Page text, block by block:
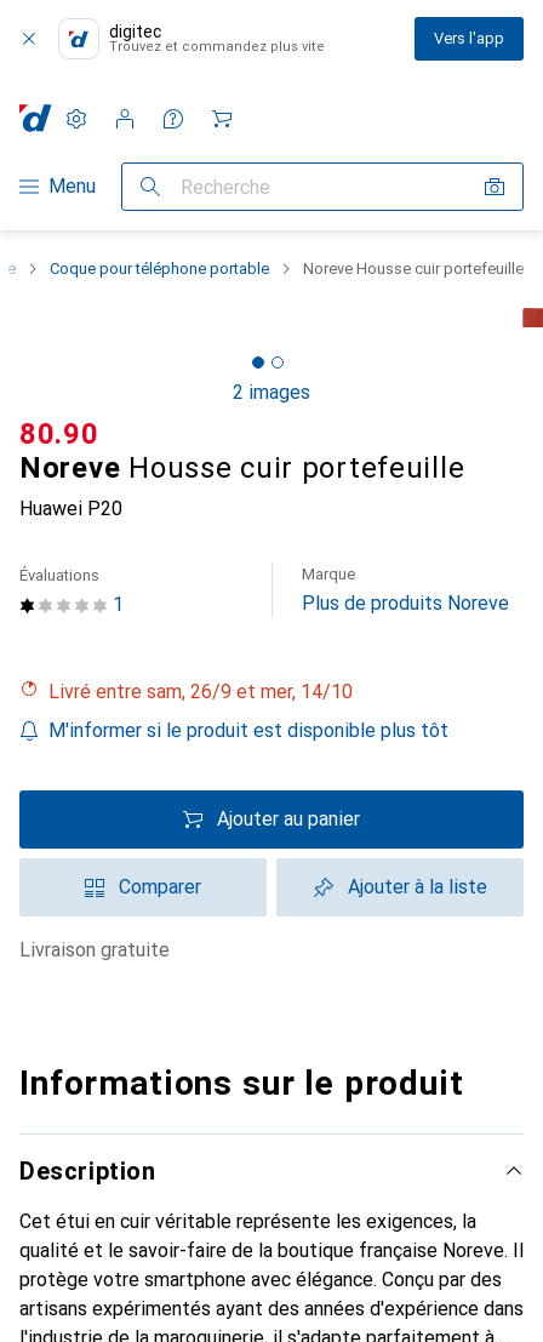
digitec
Trouvez et commandez plus vite Vers l'app
Navigation par catégorie
Menu Recherche
Paramètres
Compte client
Listes de comparaison
Listes d'envies
Panier
Coque pour téléphone portable Noreve Housse cuir portefeuille
2 images
Noreve Housse cuir portefeuille
Huawei P20
CHF
80.90
1
Évaluations Marque
Plus de produits Noreve
Livré entre sam, 26/9 et mer, 14/10
M'informer si le produit est disponible plus tôt
Ajouter au panier
Comparer Ajouter à la liste
livraison gratuite
Informations sur le produit
Description
Cet étui en cuir véritable représente les exigences, la
qualité et le savoir-faire de la boutique française Noreve. Il
protège votre smartphone avec élégance. Conçu par des
artisans expérimentés ayant des années d'expérience dans